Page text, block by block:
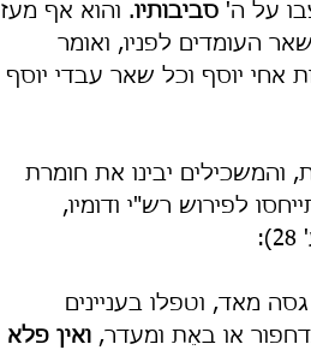
על ה' סביבותיו. והוא אף מעז
העומדים לפניו, ואומר
אחי יוסף וכל שאר עבדי יוסף
יבינו את חומרת
לפירוש רש"י ודומיו,
מאד, וטפלו בעניינים
או באֵת ומעדר, ואין פלא